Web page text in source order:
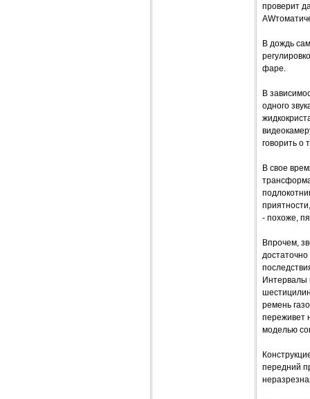
проверит
В дождь
фаре.
В
одного
говорить о
В свое
- похоже,
Впрочем,
Интервалы
ремень
переживет
моделью
передний